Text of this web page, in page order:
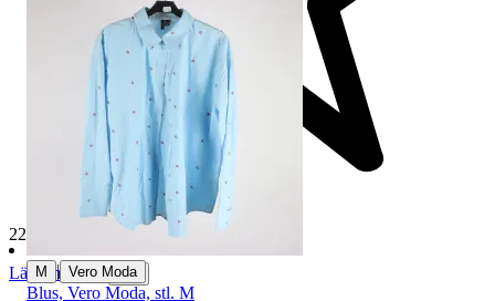
229 538 omdömen
Läs omdömen Följ
M | Vero Moda
Blus, Vero Moda, stl. M